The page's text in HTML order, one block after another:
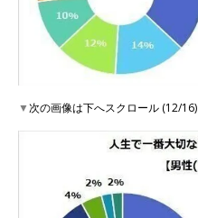
▼次の画像は下へスクロール (12/16)